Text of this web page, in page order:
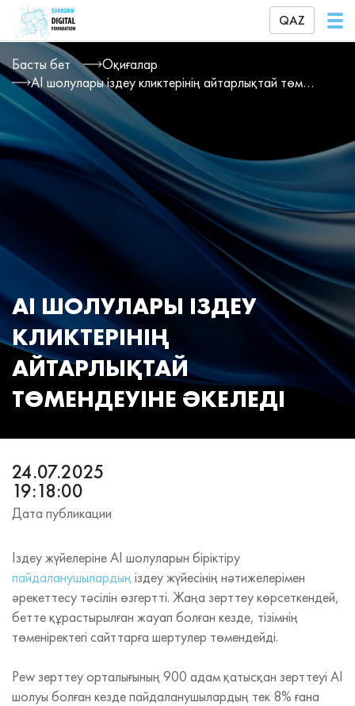
QAZ
Басты бет
Оқиғалар
AI шолулары іздеу кликтерінің айтарлықтай төмендеуіне әкеледі
AI ШОЛУЛАРЫ ІЗДЕУ
КЛИКТЕРІНІҢ
АЙТАРЛЫҚТАЙ
ТӨМЕНДЕУІНЕ ӘКЕЛЕДІ
24.07.2025
19:18:00
Дата публикации
Іздеу жүйелеріне AI шолуларын біріктіру
пайдаланушылардың іздеу жүйесінің нәтижелерімен
әрекеттесу тәсілін өзгертті. Жаңа зерттеу көрсеткендей,
бетте құрастырылған жауап болған кезде, тізімнің
төменіректегі сайттарға шертулер төмендейді.
Pew зерттеу орталығының 900 адам қатысқан зерттеуі AI
шолуы болған кезде пайдаланушылардың тек 8% ғана